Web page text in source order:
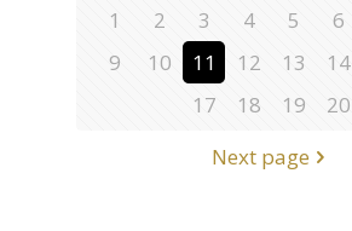
1 2 3 4 5 6
9
10 11 12 13 14
17
18 19
20
Next page